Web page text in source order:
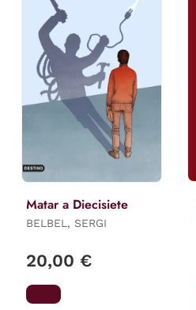
Matar a Diecisiete
BELBEL, SERGI
20,00 €